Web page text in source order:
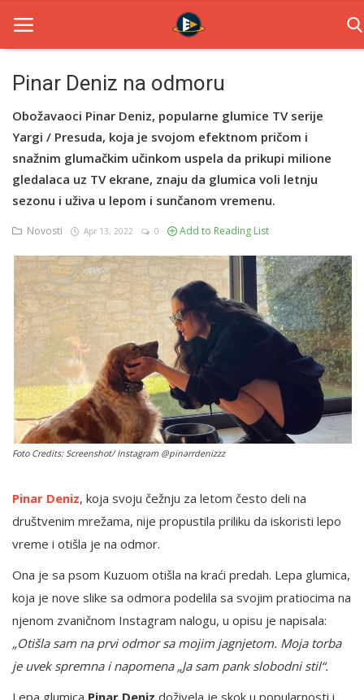
Home
Novosti
TV Serije
Glumci
Contact
Login
Register
English
Pinar Deniz na odmoru
Obožavaoci Pinar Deniz, popularne glumice TV serije
Yargi / Presuda, koja je svojom efektnom pričom i
snažnim glumačkim učinkom uspela da prikupi milione
gledalaca uz TV ekrane, znaju da glumica voli letnju
sezonu i uživa u lepom i sunčanom vremenu.
Novosti Apr 13, 2022 0 Add to Reading List
Foto Credits: Screenshot/ Instagram @pinarrdenizzz
Pinar Deniz, koja svoju čežnju za letom često deli na
društvenim mrežama, nije propustila priliku da iskoristi lepo
vreme i otišla je na odmor.
Ona je sa psom Kuzuom otišla na kraći predah. Lepa glumica,
koja je nove slike sa odmora podelila sa svojim pratiocima na
njenom zvaničnom Instagram nalogu, u opisu je napisala:
„Otišla sam na prvi odmor sa mojim jagnjetom. Moja torba
je uvek spremna i napomena „Ja sam pank slobodni stil“.